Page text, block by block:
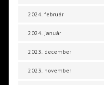
2024. február
2024. január
2023. december
2023. november